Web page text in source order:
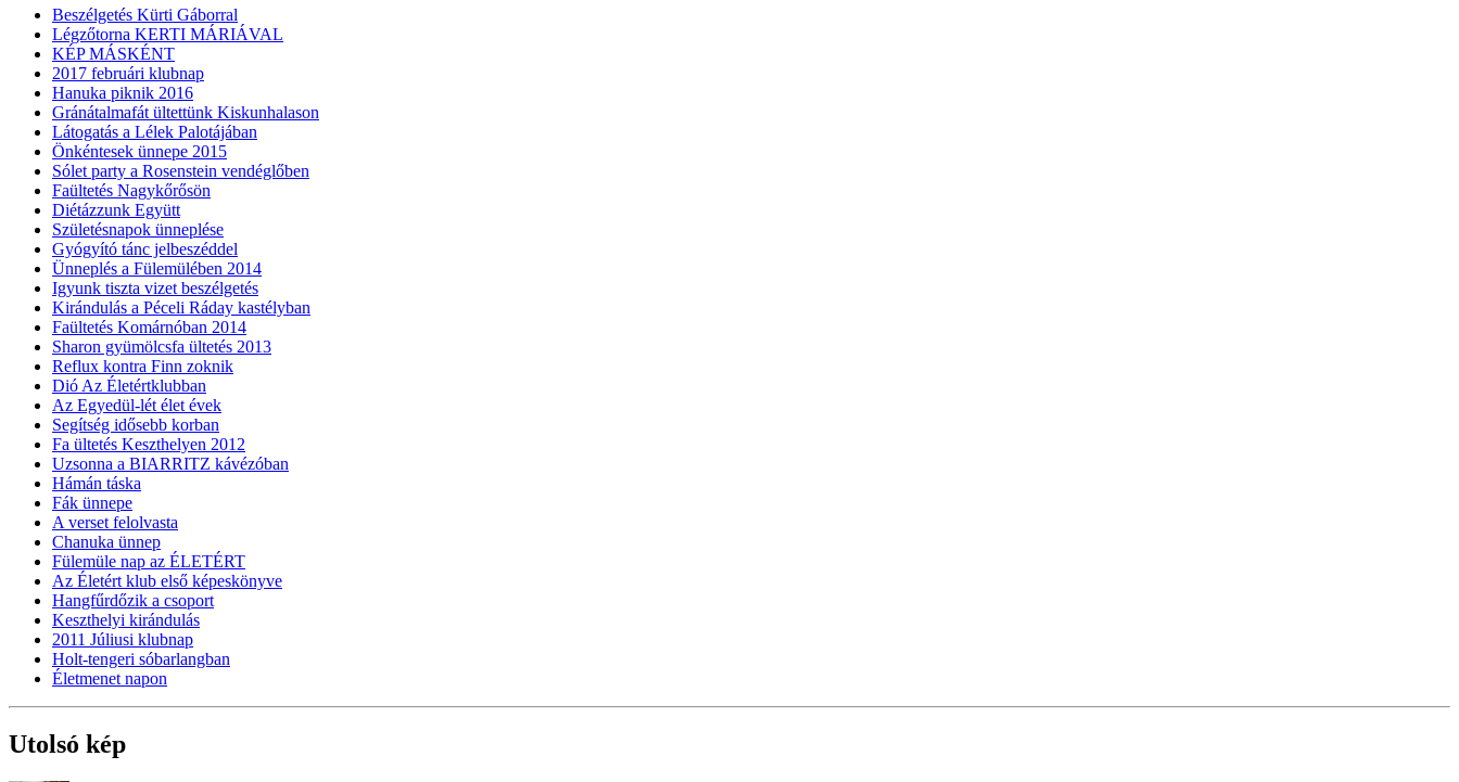
Beszélgetés Kürti Gáborral
Légzőtorna KERTI MÁRIÁVAL
KÉP MÁSKÉNT
2017 februári klubnap
Hanuka piknik 2016
Gránátalmafát ültettünk Kiskunhalason
Látogatás a Lélek Palotájában
Önkéntesek ünnepe 2015
Sólet party a Rosenstein vendéglőben
Faültetés Nagykőrősön
Diétázzunk Együtt
Születésnapok ünneplése
Gyógyító tánc jelbeszéddel
Ünneplés a Fülemülében 2014
Igyunk tiszta vizet beszélgetés
Kirándulás a Péceli Ráday kastélyban
Faültetés Komárnóban 2014
Sharon gyümölcsfa ültetés 2013
Reflux kontra Finn zoknik
Dió Az Életértklubban
Az Egyedül-lét élet évek
Segítség idősebb korban
Fa ültetés Keszthelyen 2012
Uzsonna a BIARRITZ kávézóban
Hámán táska
Fák ünnepe
A verset felolvasta
Chanuka ünnep
Fülemüle nap az ÉLETÉRT
Az Életért klub első képeskönyve
Hangfűrdőzik a csoport
Keszthelyi kirándulás
2011 Júliusi klubnap
Holt-tengeri sóbarlangban
Életmenet napon
Utolsó kép